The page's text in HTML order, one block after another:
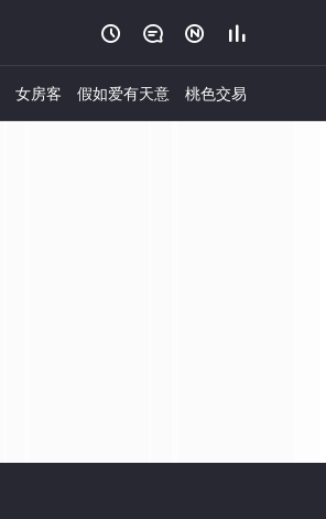
   
女房客 假如爱有天意 桃色交易